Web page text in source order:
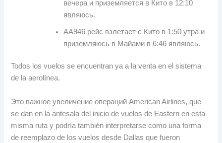
вечера и приземляется в Кито в 12:10
являюсь.
AA946 рейс взлетает с Кито в 1:50 утра и
приземляюсь в Майами в 6:46 являюсь.
Todos los vuelos se encuentran ya a la venta en el sistema
de la aerolínea.
Это важное увеличение операций American Airlines,que
se dan en la antesala del inicio de vuelos de Eastern en esta
misma ruta y podría también interpretarse como una forma
de reemplazo de los vuelos desde Dallas que fueron